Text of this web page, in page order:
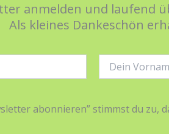
anmelden und laufend
Als kleines Dankeschön
abonnieren” stimmst du